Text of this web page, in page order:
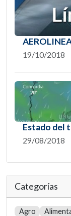
19/10/2018
Estado del
29/08/2018
Categorías
Agro